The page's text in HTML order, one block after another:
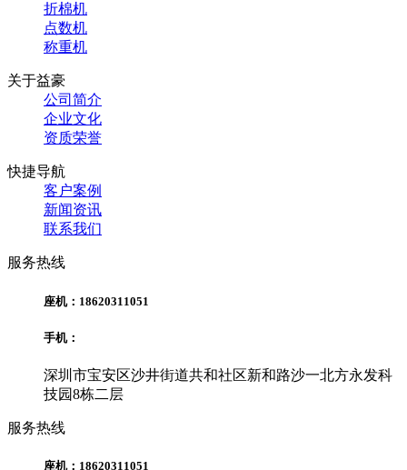
折棉机
点数机
称重机
关于益豪
公司简介
企业文化
资质荣誉
快捷导航
客户案例
新闻资讯
联系我们
服务热线
座机：18620311051
手机：
深圳市宝安区沙井街道共和社区新和路沙一北方永发科
技园8栋二层
服务热线
座机：18620311051